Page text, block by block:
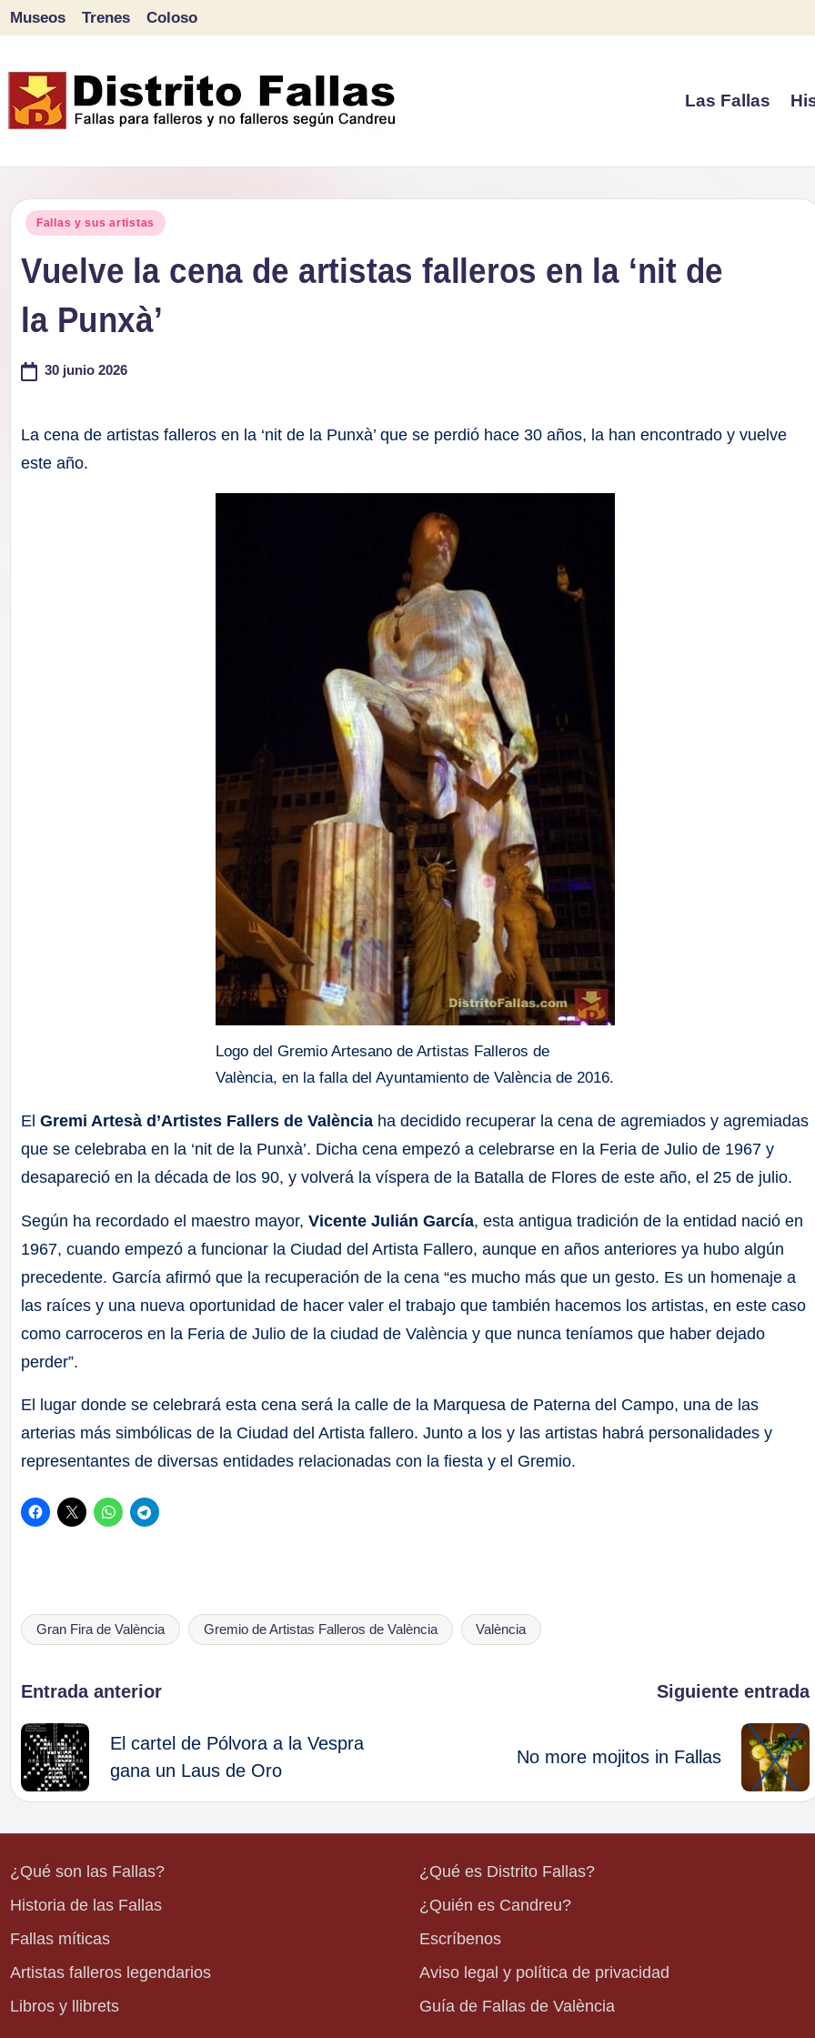
contenido
Museos Trenes Coloso
Las Fallas
Publicado
Fallas y sus artistas
Vuelve la cena de artistas falleros en la ‘nit de
la Punxà’
30 junio 2026
La cena de artistas falleros en la ‘nit de la Punxà’ que se perdió hace 30 años, la han encontrado y vuelve
este año.
Logo del Gremio Artesano de Artistas Falleros de
València, en la falla del Ayuntamiento de València de 2016.
ElGremi Artesà d’Artistes Fallers de València ha decidido recuperar la cena de agremiados y agremiadas
que se celebraba en la ‘nit de la Punxà’. Dicha cena empezó a celebrarse en la Feria de Julio de 1967 y
desapareció en la década de los 90, y volverá la víspera de la Batalla de Flores de este año, el 25 de julio.
Según ha recordado el maestro mayor,Vicente Julián García, esta antigua tradición de la entidad nació en
1967, cuando empezó a funcionar la Ciudad del Artista Fallero, aunque en años anteriores ya hubo algún
precedente. García afirmó que la recuperación de la cena “es mucho más que un gesto. Es un homenaje a
las raíces y una nueva oportunidad de hacer valer el trabajo que también hacemos los artistas, en este caso
como carroceros en la Feria de Julio de la ciudad de València y que nunca teníamos que haber dejado
perder”.
El lugar donde se celebrará esta cena será la calle de la Marquesa de Paterna del Campo, una de las
arterias más simbólicas de la Ciudad del Artista fallero. Junto a los y las artistas habrá personalidades y
representantes de diversas entidades relacionadas con la fiesta y el Gremio.
Etiquetas:
Gran Fira de València Gremio de Artistas Falleros de València València
Navegación
de
entradas
Entrada anterior
El cartel de Pólvora a la Vespra
gana un Laus de Oro
Siguiente entrada
No more mojitos in Fallas
¿Qué son las Fallas?
Historia de las Fallas
Fallas míticas
Artistas falleros legendarios
Libros y llibrets
¿Qué es Distrito Fallas?
¿Quién es Candreu?
Escríbenos
Aviso legal y política de privacidad
Guía de Fallas de València